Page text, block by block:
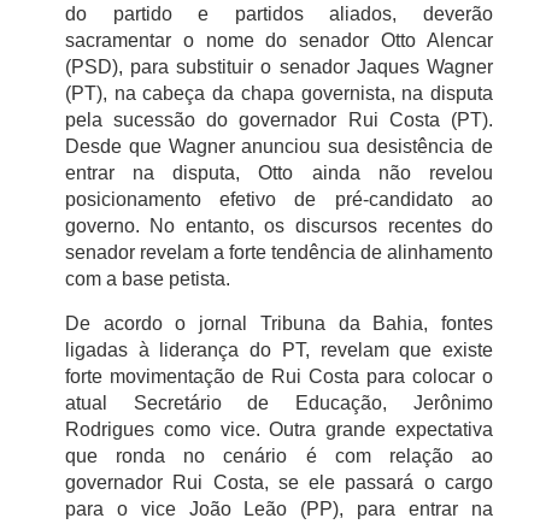
do partido e partidos aliados, deverão
sacramentar o nome do senador Otto Alencar
(PSD), para substituir o senador Jaques Wagner
(PT), na cabeça da chapa governista, na disputa
pela sucessão do governador Rui Costa (PT).
Desde que Wagner anunciou sua desistência de
entrar na disputa, Otto ainda não revelou
posicionamento efetivo de pré-candidato ao
governo. No entanto, os discursos recentes do
senador revelam a forte tendência de alinhamento
com a base petista.
De acordo o jornal Tribuna da Bahia, fontes
ligadas à liderança do PT, revelam que existe
forte movimentação de Rui Costa para colocar o
atual Secretário de Educação, Jerônimo
Rodrigues como vice. Outra grande expectativa
que ronda no cenário é com relação ao
governador Rui Costa, se ele passará o cargo
para o vice João Leão (PP), para entrar na